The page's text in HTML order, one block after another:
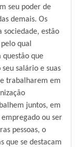
seu poder de
demais. Os
sociedade, estão
qual
questão que
salário e suas
trabalharem em
juntos, em
ou ser
pessoas, o
que se destacam